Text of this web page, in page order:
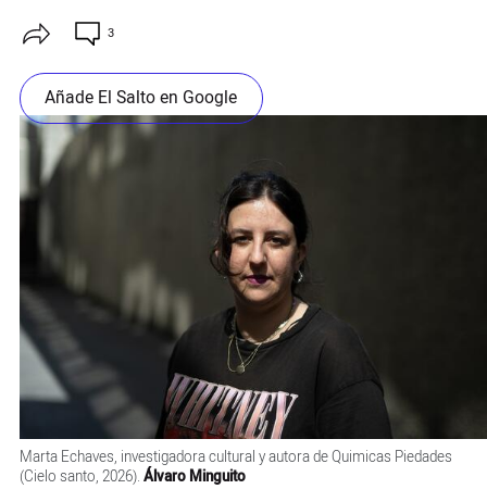
3
Añade El Salto en Google
Marta Echaves, investigadora cultural y autora de Quimicas Piedades
(Cielo santo, 2026). Álvaro Minguito